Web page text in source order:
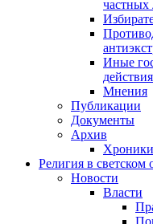
частных
Иные
действия
Мнения
Публикации
Документы
Архив
Религия в светском
Новости
Власти